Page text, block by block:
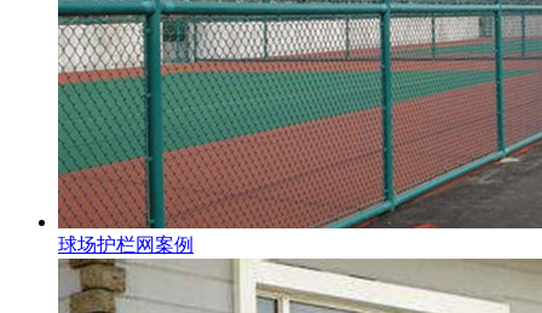
球场护栏网案例